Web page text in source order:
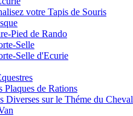
votre Tapis de Souris
Pied de Rando
Selle
Selle d'Ecurie
Plaques de Rations
Diverses sur le Théme du Cheval